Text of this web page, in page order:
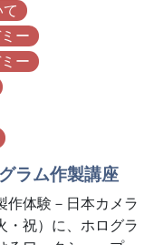
ー
ー
ラム作製講座
作体験－日本カメラ
・祝）に、ホログラ